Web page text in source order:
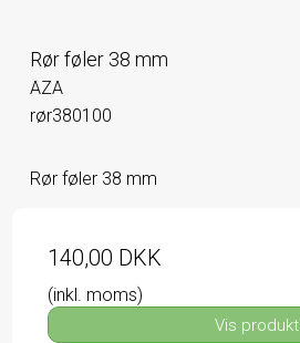
Rør føler 38 mm
AZA
rør380100
Rør føler 38 mm
140,00 DKK
(inkl. moms)
Vis produkt